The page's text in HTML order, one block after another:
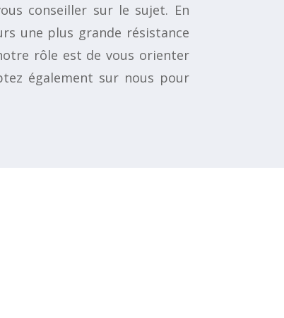
conseiller sur le sujet. En
une plus grande résistance
rôle est de vous orienter
également sur nous pour